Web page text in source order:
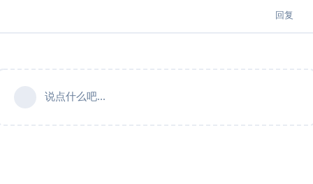
回复
说点什么吧...